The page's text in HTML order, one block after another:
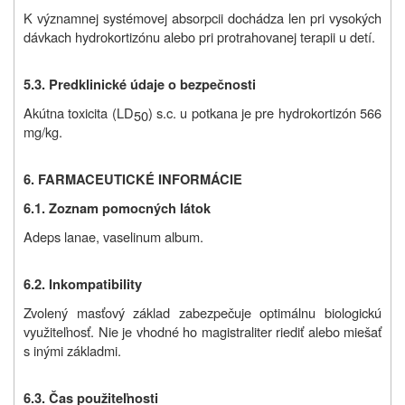
K významnej systémovej absorpcii dochádza len pri vysokých
dávkach hydrokortizónu alebo pri protrahovanej terapii u detí.
5.3. Predklinické údaje o bezpečnosti
Akútna toxicita (LD50) s.c. u potkana je pre hydrokortizón 566
mg/kg.
6. FARMACEUTICKÉ INFORMÁCIE
6.1. Zoznam pomocných látok
Adeps lanae, vaselinum album.
6.2. Inkompatibility
Zvolený masťový základ zabezpečuje optimálnu biologickú
využiteľnosť. Nie je vhodné ho magistraliter riediť alebo miešať
s inými základmi.
6.3. Čas použiteľnosti